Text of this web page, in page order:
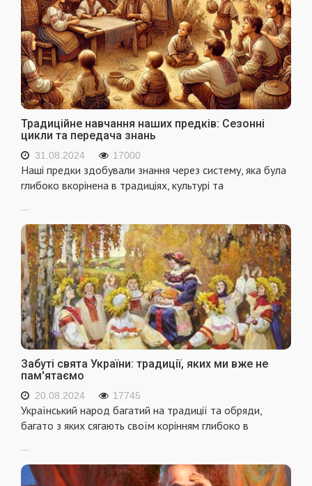
Традиційне навчання наших предків: Сезонні
цикли та передача знань
31.08.2024 17000
Наші предки здобували знання через систему, яка була
глибоко вкорінена в традиціях, культурі та
Забуті свята України: традиції, яких ми вже не
пам'ятаємо
20.08.2024 17745
Український народ багатий на традиції та обряди,
багато з яких сягають своїм корінням глибоко в